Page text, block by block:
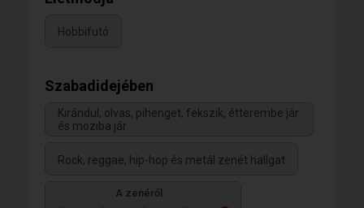
Hobbifutó
Szabadidejében
Kirándul, olvas, pihenget, fekszik, étterembe jár
és moziba jár
Rock, reggae, hip-hop és metál zenét hallgat
A zenéről